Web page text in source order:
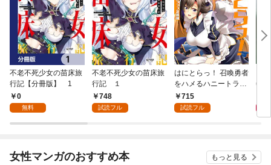
不老不死少女の苗床旅
行記【分冊版】 1
0
無料
不老不死少女の苗床旅
行記 １
748
試読フル
はにとらっ！ 召喚勇者
をハメるハニートラッ
プ包囲網 1
715
試読フル
年9
女性マンガのおすすめ本 もっと見る